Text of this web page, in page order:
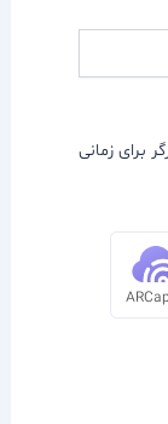
برای زمانی